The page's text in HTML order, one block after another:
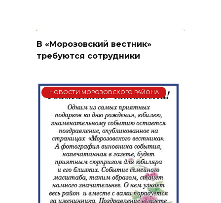
В «Морозовский вестник»
требуются сотрудники
НОВОСТИ МОРОЗОВСКОГО РАЙОНА